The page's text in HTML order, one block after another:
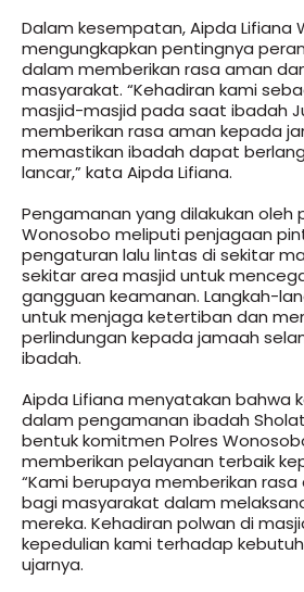
Dalam kesempatan, Aipda Lifiana
mengungkapkan pentingnya
dalam memberikan rasa aman
masyarakat. “Kehadiran kami
masjid-masjid pada saat ibadah
memberikan rasa aman kepada
memastikan ibadah dapat
lancar,” kata Aipda Lifiana.
Pengamanan yang dilakukan oleh
Wonosobo meliputi penjagaan
pengaturan lalu lintas di sekitar
sekitar area masjid untuk
gangguan keamanan. Langkah-
untuk menjaga ketertiban dan
perlindungan kepada jamaah
ibadah.
Aipda Lifiana menyatakan bahwa
dalam pengamanan ibadah
bentuk komitmen Polres
memberikan pelayanan terbaik
“Kami berupaya memberikan
bagi masyarakat dalam
mereka. Kehadiran polwan di
kepedulian kami terhadap
ujarnya.